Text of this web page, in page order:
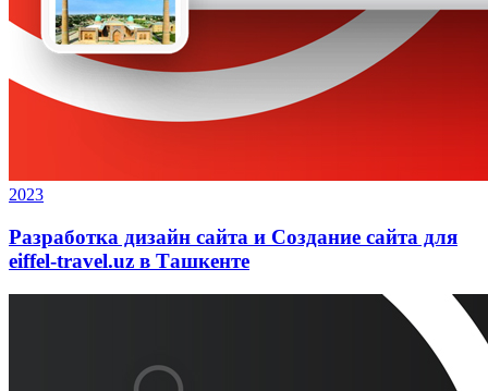
2023
Разработка дизайн сайта и Создание сайта для
eiffel-travel.uz в Ташкенте